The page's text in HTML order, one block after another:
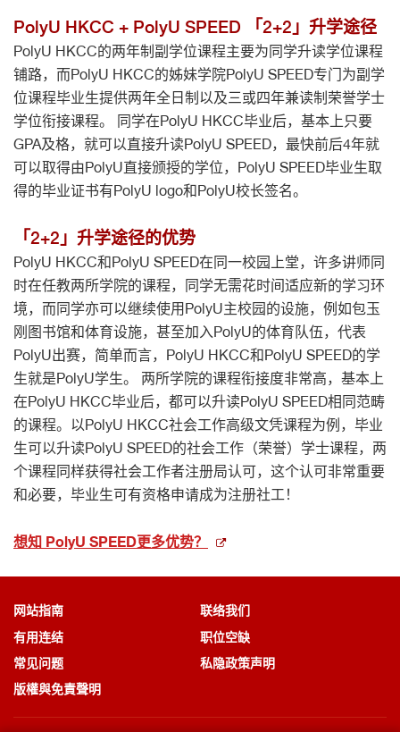
PolyU HKCC + PolyU SPEED 「2+2」升学途径
PolyU HKCC的两年制副学位课程主要为同学升读学位课程
铺路，而PolyU HKCC的姊妹学院PolyU SPEED专门为副学
位课程毕业生提供两年全日制以及三或四年兼读制荣誉学士
学位衔接课程。 同学在PolyU HKCC毕业后，基本上只要
GPA及格，就可以直接升读PolyU SPEED，最快前后4年就
可以取得由PolyU直接颁授的学位，PolyU SPEED毕业生取
得的毕业证书有PolyU logo和PolyU校长签名。
「2+2」升学途径的优势
PolyU HKCC和PolyU SPEED在同一校园上堂，许多讲师同
时在任教两所学院的课程，同学无需花时间适应新的学习环
境，而同学亦可以继续使用PolyU主校园的设施，例如包玉
刚图书馆和体育设施，甚至加入PolyU的体育队伍，代表
PolyU出赛，简单而言，PolyU HKCC和PolyU SPEED的学
生就是PolyU学生。 两所学院的课程衔接度非常高，基本上
在PolyU HKCC毕业后，都可以升读PolyU SPEED相同范畴
的课程。以PolyU HKCC社会工作高级文凭课程为例，毕业
生可以升读PolyU SPEED的社会工作（荣誉）学士课程，两
个课程同样获得社会工作者注册局认可，这个认可非常重要
和必要，毕业生可有资格申请成为注册社工！
想知 PolyU SPEED更多优势？
网站指南
联络我们
有用连结
职位空缺
常见问题
私隐政策声明
版權與免責聲明